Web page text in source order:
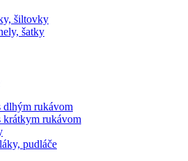
šiltovky
šatky
dlhým rukávom
krátkym rukávom
pudláče